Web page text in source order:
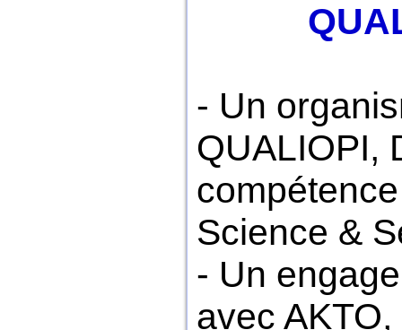
- Un
QUALIOPI,
Science &
- Un
avec AKTO,